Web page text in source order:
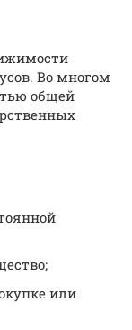
Во многом
общей
или